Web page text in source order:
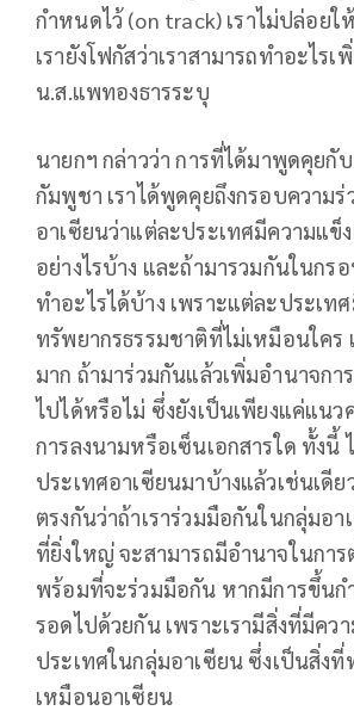
กำหนดไว้ (on track) เราไม่ปล่อย
เรายังโฟกัสว่าเราสามารถทำอะไรเ
น.ส.แพทองธารระบุ
นายกฯ กล่าวว่า การที่ได้มาพูดคุยกั
กัมพูชา เราได้พูดคุยถึงกรอบความร่
อาเซียนว่าแต่ละประเทศมีความแข็ง
อย่างไรบ้าง และถ้ามารวมกันในกร
ทำอะไรได้บ้าง เพราะแต่ละประเท
ทรัพยากรธรรมชาติที่ไม่เหมือนใคร
มาก ถ้ามาร่วมกันแล้วเพิ่มอำนาจกา
ไปได้หรือไม่ ซึ่งยังเป็นเพียงแค่แนว
การลงนามหรือเซ็นเอกสารใด ทั้งนี้
ประเทศอาเซียนมาบ้างแล้วเช่นเดี
ตรงกันว่าถ้าเราร่วมมือกันในกลุ่มอ
ที่ยิ่งใหญ่ จะสามารถมีอำนาจในการ
พร้อมที่จะร่วมมือกัน หากมีการขึ้น
รอดไปด้วยกัน เพราะเรามีสิ่งที่มีคว
ประเทศในกลุ่มอาเซียน ซึ่งเป็นสิ่ง
เหมือนอาเซียน